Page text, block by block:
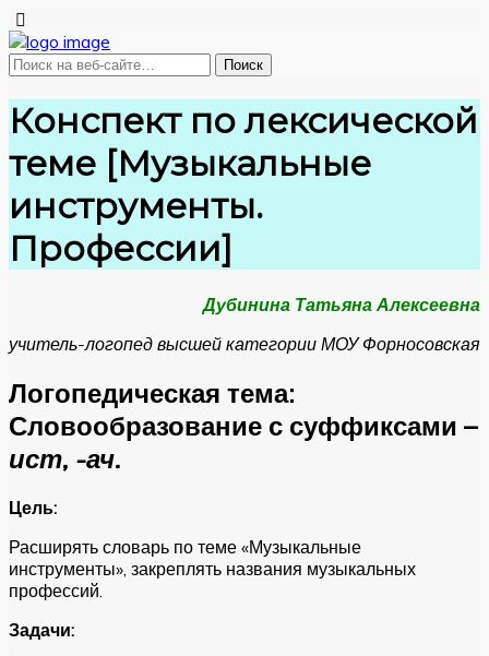
Конспект по лексической
теме [Музыкальные
инструменты.
Профессии]
Дубинина Татьяна Алексеевна
учитель-логопед высшей категории МОУ Форносовская
Логопедическая тема:
Словообразование с суффиксами –
ист, -ач.
Цель:
Расширять словарь по теме «Музыкальные
инструменты», закреплять названия музыкальных
профессий.
Задачи: